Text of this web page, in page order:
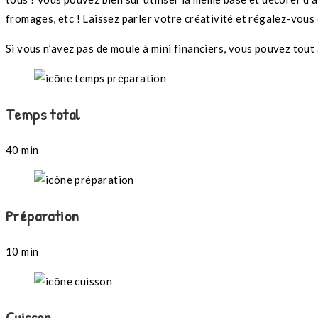
fromages, etc ! Laissez parler votre créativité et régalez-vous
Si vous n’avez pas de moule à mini financiers, vous pouvez
Temps total
40 min
Préparation
10 min